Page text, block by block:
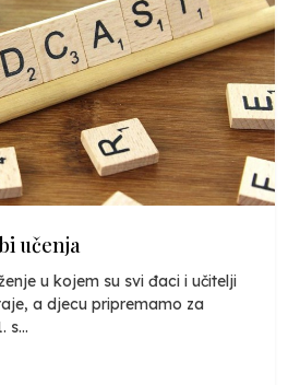
učenja
u kojem su svi đaci i učitelji
a djecu pripremamo za
s...